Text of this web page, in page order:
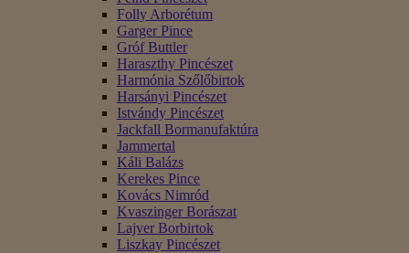
Folly Arborétum
Garger Pince
Gróf Buttler
Haraszthy Pincészet
Harmónia Szőlőbirtok
Harsányi Pincészet
Istvándy Pincészet
Jackfall Bormanufaktúra
Jammertal
Káli Balázs
Kerekes Pince
Kovács Nimród
Kvaszinger Borászat
Lajver Borbirtok
Liszkay Pincészet